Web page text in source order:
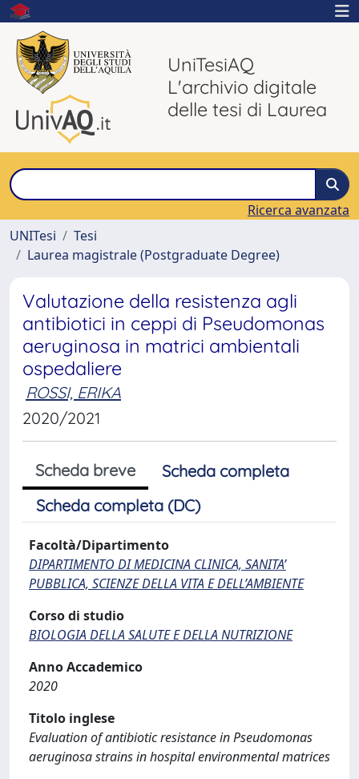
UniTesiAQ
L'archivio digitale
delle tesi di Laurea
Ricerca avanzata
UNITesi
Tesi
Laurea magistrale (Postgraduate Degree)
Valutazione della resistenza agli
antibiotici in ceppi di Pseudomonas
aeruginosa in matrici ambientali
ospedaliere
ROSSI, ERIKA
2020/2021
Scheda breve
Scheda completa
Scheda completa (DC)
Facoltà/Dipartimento
DIPARTIMENTO DI MEDICINA CLINICA, SANITA’
PUBBLICA, SCIENZE DELLA VITA E DELL’AMBIENTE
Corso di studio
BIOLOGIA DELLA SALUTE E DELLA NUTRIZIONE
Anno Accademico
2020
Titolo inglese
Evaluation of antibiotic resistance in Pseudomonas
aeruginosa strains in hospital environmental matrices